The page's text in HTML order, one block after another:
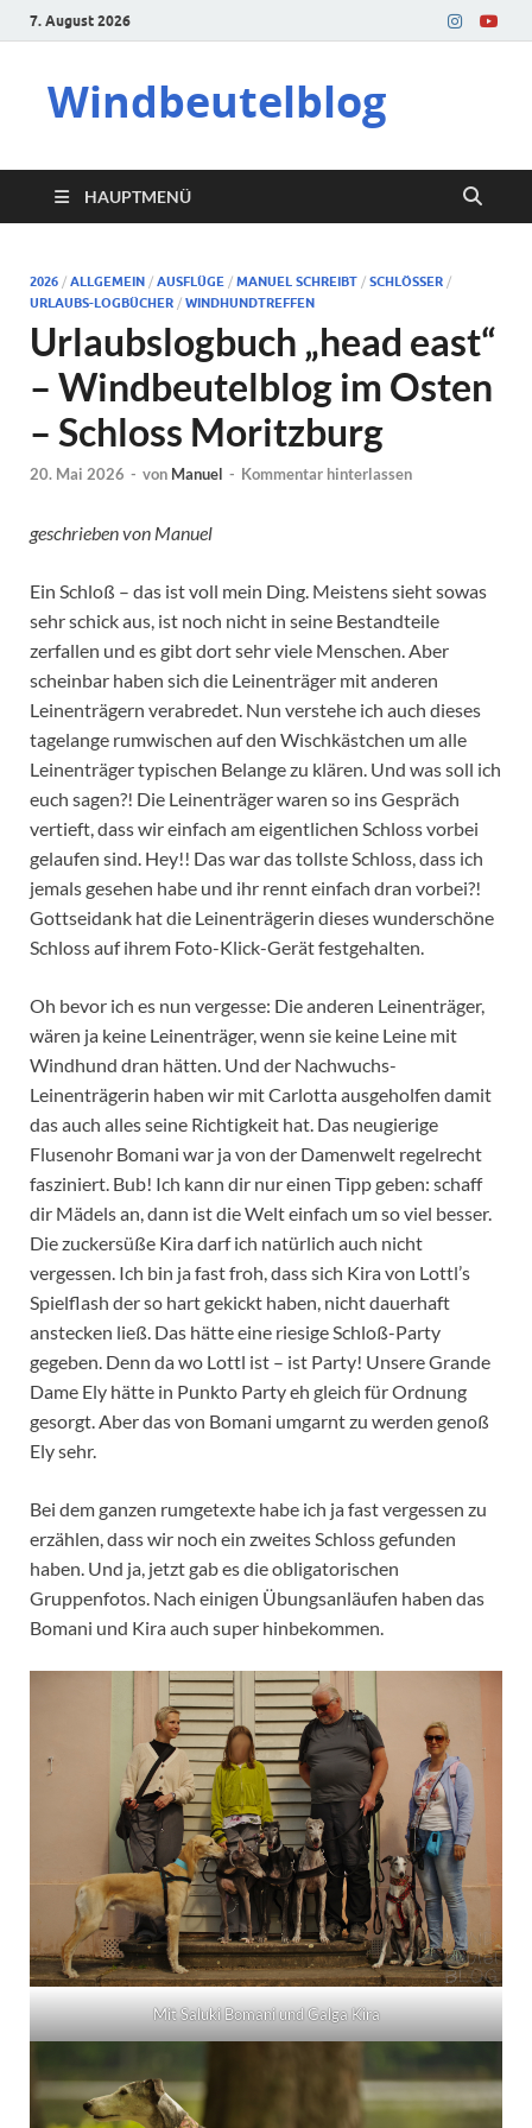
7. August 2026
Windbeutelblog
HAUPTMENÜ
2026 / ALLGEMEIN / AUSFLÜGE / MANUEL SCHREIBT / SCHLÖSSER /
URLAUBS-LOGBÜCHER / WINDHUNDTREFFEN
Urlaubslogbuch „head east“
– Windbeutelblog im Osten
– Schloss Moritzburg
20. Mai 2026 - von Manuel - Kommentar hinterlassen
geschrieben von Manuel
Ein Schloß – das ist voll mein Ding. Meistens sieht sowas
sehr schick aus, ist noch nicht in seine Bestandteile
zerfallen und es gibt dort sehr viele Menschen. Aber
scheinbar haben sich die Leinenträger mit anderen
Leinenträgern verabredet. Nun verstehe ich auch dieses
tagelange rumwischen auf den Wischkästchen um alle
Leinenträger typischen Belange zu klären. Und was soll ich
euch sagen?! Die Leinenträger waren so ins Gespräch
vertieft, dass wir einfach am eigentlichen Schloss vorbei
gelaufen sind. Hey!! Das war das tollste Schloss, dass ich
jemals gesehen habe und ihr rennt einfach dran vorbei?!
Gottseidank hat die Leinenträgerin dieses wunderschöne
Schloss auf ihrem Foto-Klick-Gerät festgehalten.
Oh bevor ich es nun vergesse: Die anderen Leinenträger,
wären ja keine Leinenträger, wenn sie keine Leine mit
Windhund dran hätten. Und der Nachwuchs-
Leinenträgerin haben wir mit Carlotta ausgeholfen damit
das auch alles seine Richtigkeit hat. Das neugierige
Flusenohr Bomani war ja von der Damenwelt regelrecht
fasziniert. Bub! Ich kann dir nur einen Tipp geben: schaff
dir Mädels an, dann ist die Welt einfach um so viel besser.
Die zuckersüße Kira darf ich natürlich auch nicht
vergessen. Ich bin ja fast froh, dass sich Kira von Lottl’s
Spielflash der so hart gekickt haben, nicht dauerhaft
anstecken ließ. Das hätte eine riesige Schloß-Party
gegeben. Denn da wo Lottl ist – ist Party! Unsere Grande
Dame Ely hätte in Punkto Party eh gleich für Ordnung
gesorgt. Aber das von Bomani umgarnt zu werden genoß
Ely sehr.
Bei dem ganzen rumgetexte habe ich ja fast vergessen zu
erzählen, dass wir noch ein zweites Schloss gefunden
haben. Und ja, jetzt gab es die obligatorischen
Gruppenfotos. Nach einigen Übungsanläufen haben das
Bomani und Kira auch super hinbekommen.
Mit Saluki Bomani und Galga Kira